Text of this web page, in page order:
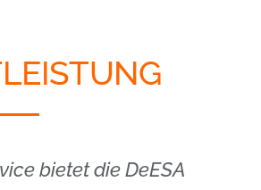
bietet die DeESA